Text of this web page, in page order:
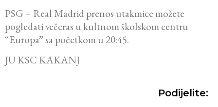
PSG – Real Madrid prenos utakmice možete
pogledati večeras u kultnom školskom centru
“Europa” sa početkom u 20:45.
JU KSC KAKANJ
Podijelite: